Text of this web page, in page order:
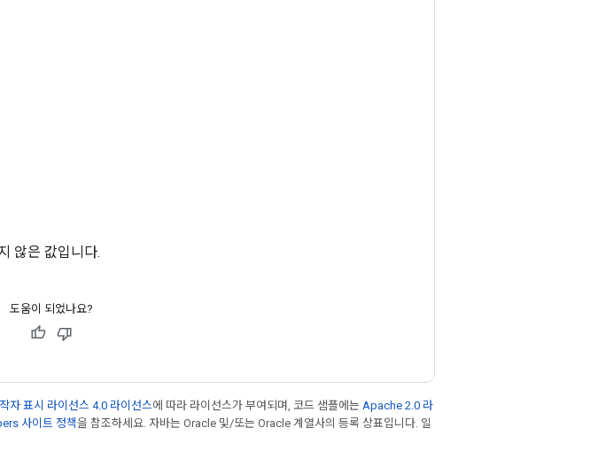
않은 값입니다.
도움이 되었나요?
자 표시 라이선스 4.0 라이선스에 따라 라이선스가 부여되며, 코드 샘플에는 Apache 2.0 라
사이트 정책을 참조하세요. 자바는 Oracle 및/또는 Oracle 계열사의 등록 상표입니다. 일